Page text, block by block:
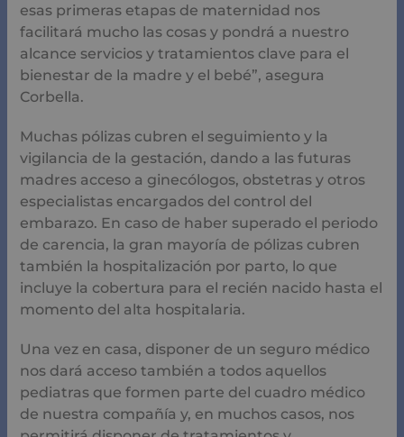
esas primeras etapas de maternidad nos
facilitará mucho las cosas y pondrá a nuestro
alcance servicios y tratamientos clave para el
bienestar de la madre y el bebé”, asegura
Corbella.
Muchas pólizas cubren el seguimiento y la
vigilancia de la gestación, dando a las futuras
madres acceso a ginecólogos, obstetras y otros
especialistas encargados del control del
embarazo. En caso de haber superado el periodo
de carencia, la gran mayoría de pólizas cubren
también la hospitalización por parto, lo que
incluye la cobertura para el recién nacido hasta el
momento del alta hospitalaria.
Una vez en casa, disponer de un seguro médico
nos dará acceso también a todos aquellos
pediatras que formen parte del cuadro médico
de nuestra compañía y, en muchos casos, nos